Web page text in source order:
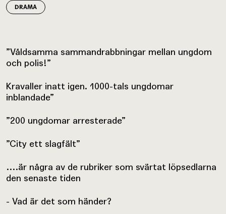
DRAMA
”Våldsamma sammandrabbningar mellan ungdom
och polis!”
Kravaller inatt igen. 1000-tals ungdomar
inblandade”
”200 ungdomar arresterade”
”City ett slagfält”
….är några av de rubriker som svärtat löpsedlarna
den senaste tiden
- Vad är det som händer?